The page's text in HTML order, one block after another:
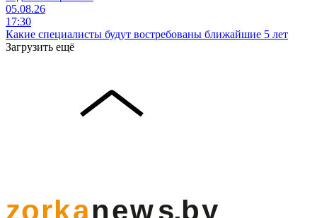
05.08.26
17:30
Какие специалисты будут востребованы ближайшие 5 лет
Загрузить ещё